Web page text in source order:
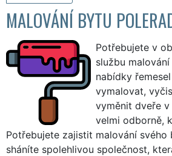
MALOVÁNÍ BYTU
Potřebujete v
službu
nabídky
vymalovat,
vyměnit dveře
velmi odborně,
Potřebujete zajistit malování svého
sháníte spolehlivou společnost,